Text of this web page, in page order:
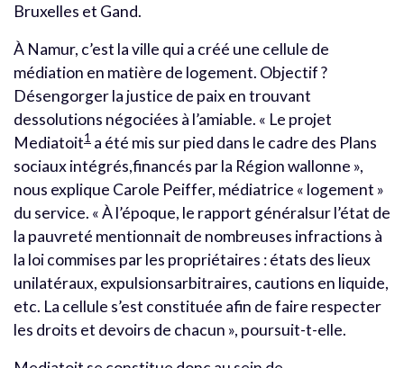
Bruxelles et Gand.
À Namur, c’est la ville qui a créé une cellule de
médiation en matière de logement. Objectif ?
Désengorger la justice de paix en trouvant
dessolutions négociées à l’amiable. « Le projet
Mediatoit1 a été mis sur pied dans le cadre des Plans
sociaux intégrés,financés par la Région wallonne »,
nous explique Carole Peiffer, médiatrice « logement »
du service. « À l’époque, le rapport généralsur l’état de
la pauvreté mentionnait de nombreuses infractions à
la loi commises par les propriétaires : états des lieux
unilatéraux, expulsionsarbitraires, cautions en liquide,
etc. La cellule s’est constituée afin de faire respecter
les droits et devoirs de chacun », poursuit-t-elle.